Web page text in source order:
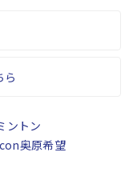
ら
ントン
奥原希望